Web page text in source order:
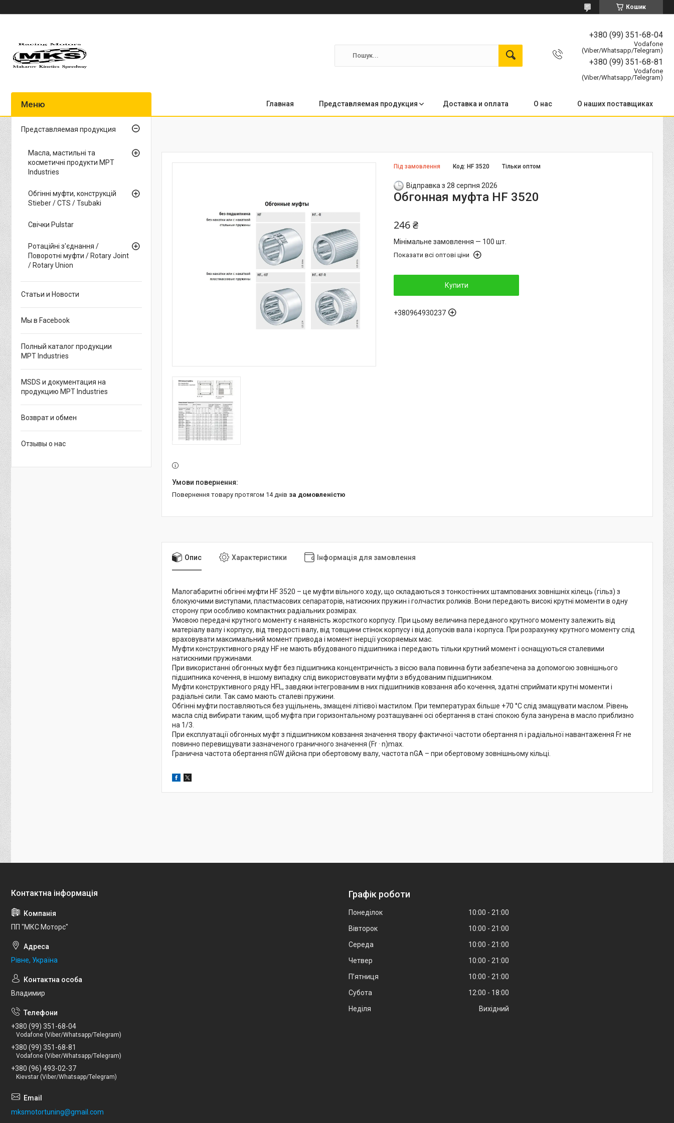
Кошик
+380 (99) 351-68-04
Vodafone
(Viber/Whatsapp/Telegram)
+380 (99) 351-68-81
Vodafone
(Viber/Whatsapp/Telegram)
Главная Представляемая продукция Доставка и оплата О нас О наших поставщиках
Під замовлення Тільки оптом
Код:HF 3520
Відправка з 28 серпня 2026
Обгонная муфта HF 3520
246 ₴
Мінімальне замовлення — 100 шт.
Показати всі оптові ціни
Купити
+380964930237
повернення товару протягом 14 днів за домовленістю
Опис Характеристики Інформація для замовлення
Малогабаритні обгінні муфти HF 3520 – це муфти вільного ходу, що складаються з тонкостінних штампованих зовнішніх кілець (гільз) з
блокуючими виступами, пластмасових сепараторів, натискних пружин і голчастих роликів. Вони передають високі крутні моменти в одну
сторону при особливо компактних радіальних розмірах.
Умовою передачі крутного моменту є наявність жорсткого корпусу. При цьому величина переданого крутного моменту залежить від
матеріалу валу і корпусу, від твердості валу, від товщини стінок корпусу і від допусків вала і корпуса. При розрахунку крутного моменту слід
враховувати максимальний момент привода і момент інерції ускоряемых мас.
Муфти конструктивного ряду HF не мають вбудованого підшипника і передають тільки крутний момент і оснащуються сталевими
натискними пружинами.
При використанні обгонных муфт без підшипника концентричність з віссю вала повинна бути забезпечена за допомогою зовнішнього
підшипника кочення, в іншому випадку слід використовувати муфти з вбудованим підшипником.
Муфти конструктивного ряду HFL, завдяки інтегрованим в них підшипників ковзання або кочення, здатні сприймати крутні моменти і
радіальні сили. Так само мають сталеві пружини.
Обгінні муфти поставляються без ущільнень, змащені літієвої мастилом. При температурах більше +70 °C слід змащувати маслом. Рівень
масла слід вибирати таким, щоб муфта при горизонтальному розташуванні осі обертання в стані спокою була занурена в масло приблизно
на 1/3.
При експлуатації обгонных муфт з підшипником ковзання значення твору фактичної частоти обертання n і радіальної навантаження Fr не
повинно перевищувати зазначеного граничного значення (Fr · n)max.
Гранична частота обертання nGW дійсна при обертовому валу, частота nGA – при обертовому зовнішньому кільці.
Представляемая продукция
Масла, мастильні та
косметичні продукти MPT
Industries
Обгінні муфти, конструкцій
Stieber / CTS / Tsubaki
Свічки Pulstar
Ротаційні з'єднання /
Поворотні муфти / Rotary Joint
/ Rotary Union
Статьи и Новости
Мы в Facebook
Полный каталог продукции
MPT Industries
MSDS и документация на
продукцию MPT Industries
Возврат и обмен
Отзывы о нас
ПП "МКС Моторс"
Рівне, Україна
Владимир
+380 (99) 351-68-04
Vodafone (Viber/Whatsapp/Telegram)
+380 (99) 351-68-81
Vodafone (Viber/Whatsapp/Telegram)
+380 (96) 493-02-37
Kievstar (Viber/Whatsapp/Telegram)
mksmotortuning@gmail.com
Графік роботи
Понеділок 10:00
21:00
Вівторок
10:00
21:00
Середа
10:00
21:00
Четвер
10:00
21:00
Пʼятниця
10:00
21:00
Субота
12:00
18:00
Неділя
Вихідний